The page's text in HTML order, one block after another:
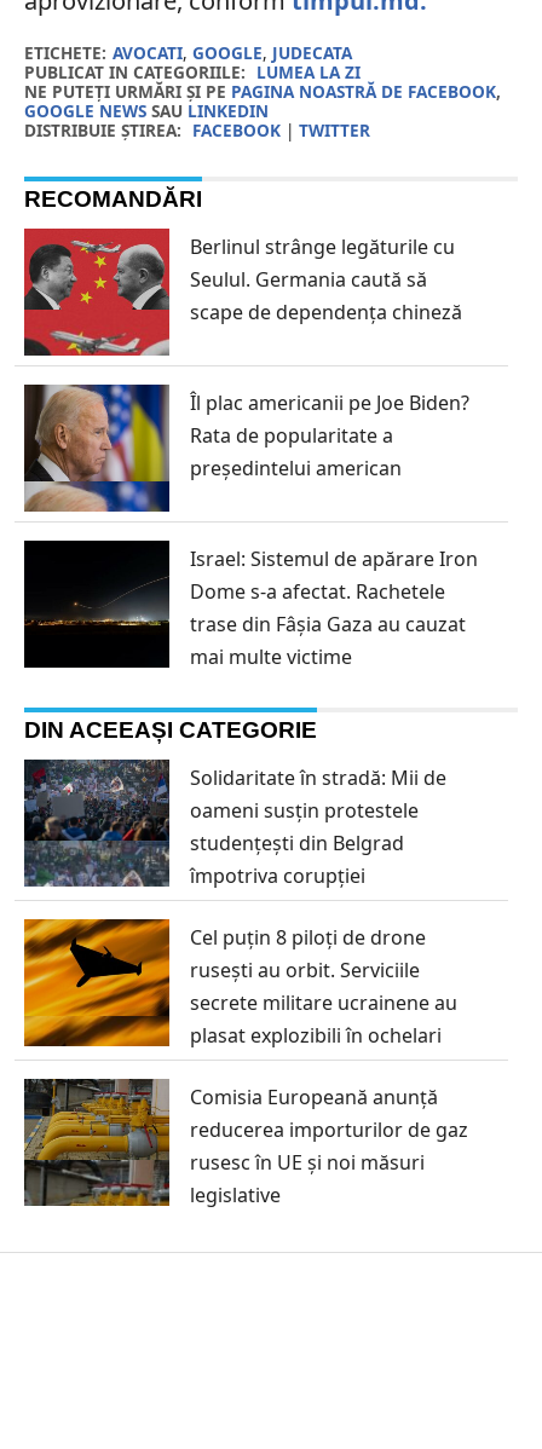
ETICHETE: AVOCATI, GOOGLE, JUDECATA
PUBLICAT IN CATEGORIILE: LUMEA LA ZI
NE PUTEȚI URMĂRI ȘI PE PAGINA NOASTRĂ DE FACEBOOK,
GOOGLE NEWSSAU LINKEDIN
DISTRIBUIE ȘTIREA: FACEBOOK| TWITTER
RECOMANDĂRI
Berlinul strânge legăturile cu
Seulul. Germania caută să
scape de dependența chineză
Îl plac americanii pe Joe Biden?
Rata de popularitate a
președintelui american
Israel: Sistemul de apărare Iron
Dome s-a afectat. Rachetele
trase din Fâșia Gaza au cauzat
mai multe victime
DIN ACEEAȘI CATEGORIE
Solidaritate în stradă: Mii de
oameni susțin protestele
studențești din Belgrad
împotriva corupției
Cel puțin 8 piloți de drone
rusești au orbit. Serviciile
secrete militare ucrainene au
plasat explozibili în ochelari
Comisia Europeană anunță
reducerea importurilor de gaz
rusesc în UE și noi măsuri
legislative